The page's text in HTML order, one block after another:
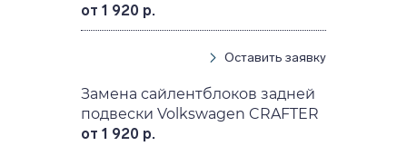
от 1 920 р.
Оставить заявку
Замена сайлентблоков задней
подвески Volkswagen CRAFTER
от 1 920 р.